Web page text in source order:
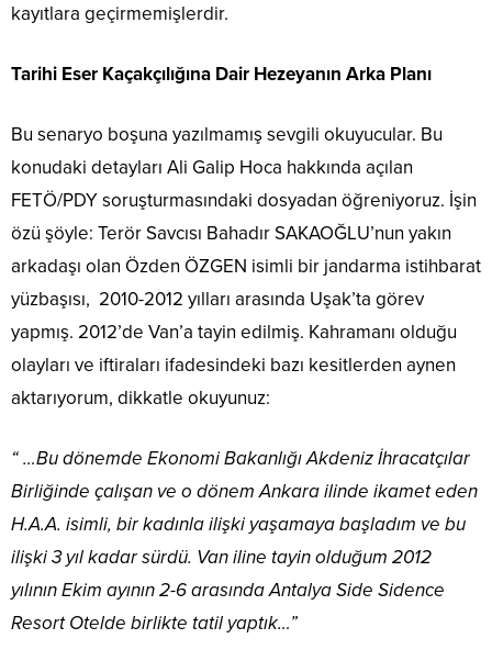
kayıtlara geçirmemişlerdir.
Tarihi Eser Kaçakçılığına Dair Hezeyanın Arka Planı
Bu senaryo boşuna yazılmamış sevgili okuyucular. Bu
konudaki detayları Ali Galip Hoca hakkında açılan
FETÖ/PDY soruşturmasındaki dosyadan öğreniyoruz. İşin
özü şöyle: Terör Savcısı Bahadır SAKAOĞLU’nun yakın
arkadaşı olan Özden ÖZGEN isimli bir jandarma istihbarat
yüzbaşısı, 2010-2012 yılları arasında Uşak’ta görev
yapmış. 2012’de Van’a tayin edilmiş. Kahramanı olduğu
olayları ve iftiraları ifadesindeki bazı kesitlerden aynen
aktarıyorum, dikkatle okuyunuz:
“ …Bu dönemde Ekonomi Bakanlığı Akdeniz İhracatçılar
Birliğinde çalışan ve o dönem Ankara ilinde ikamet eden
H.A.A. isimli, bir kadınla ilişki yaşamaya başladım ve bu
ilişki 3 yıl kadar sürdü. Van iline tayin olduğum 2012
yılının Ekim ayının 2-6 arasında Antalya Side Sidence
Resort Otelde birlikte tatil yaptık…”